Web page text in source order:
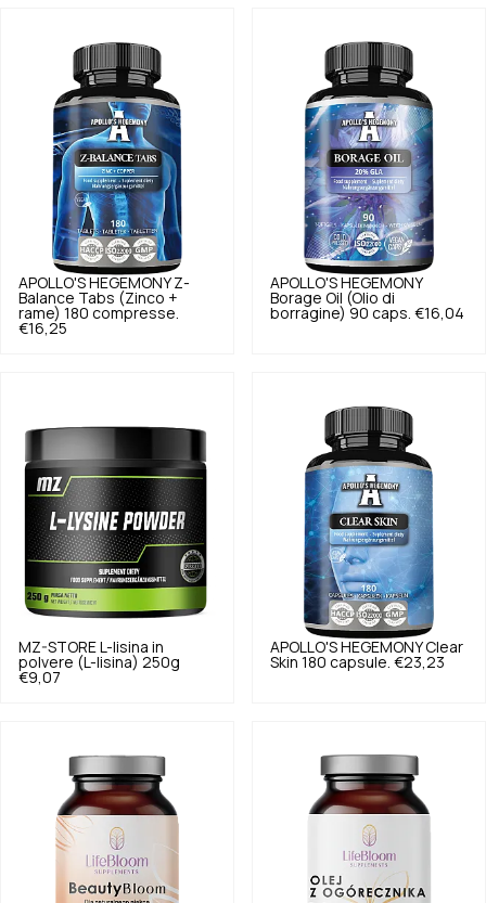
APOLLO'S HEGEMONY Z-
Balance Tabs (Zinco +
rame) 180 compresse.
€16,25
APOLLO'S HEGEMONY
Borage Oil (Olio di
borragine) 90 caps. €16,04
MZ-STORE L-lisina in
polvere (L-lisina) 250g
€9,07
APOLLO'S HEGEMONY Clear
Skin 180 capsule. €23,23